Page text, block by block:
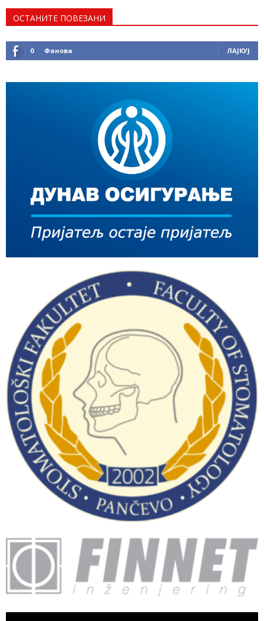
ОСТАНИТЕ ПОВЕЗАНИ
0 Фанова ЛАЈКУЈ